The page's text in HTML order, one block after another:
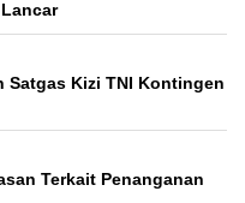
Satgas Kizi TNI Kontingen
Terkait Penanganan